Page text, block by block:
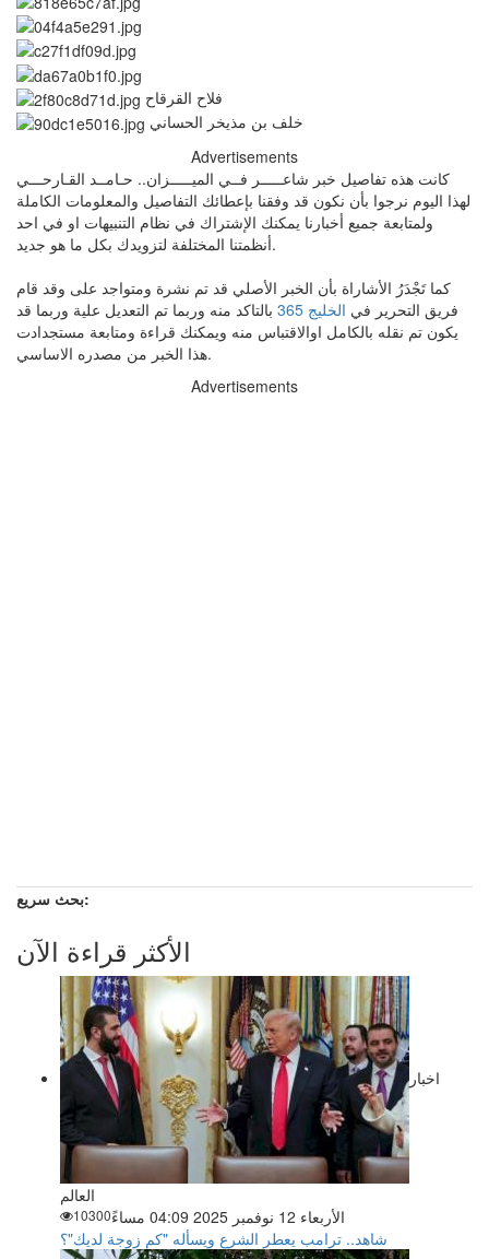
فلاح القرقاح
خلف بن مذيخر الحساني
Advertisements
كانت هذه تفاصيل خبر شاعـــــر فــي الميـــــزان.. حـامــد القـارحـــي
لهذا اليوم نرجوا بأن نكون قد وفقنا بإعطائك التفاصيل والمعلومات الكاملة
ولمتابعة جميع أخبارنا يمكنك الإشتراك في نظام التنبيهات او في احد
أنظمتنا المختلفة لتزويدك بكل ما هو جديد.
كما تَجْدَرُ الأشاراة بأن الخبر الأصلي قد تم نشرة ومتواجد على وقد قام
فريق التحرير في الخليج 365
بالتاكد منه وربما تم التعديل علية وربما قد
يكون تم نقله بالكامل اوالاقتباس منه ويمكنك قراءة ومتابعة مستجدادت
هذا الخبر من مصدره الاساسي.
Advertisements
بحث سريع:
الأكثر قراءة الآن
اخبار
العالم
الأربعاء 12 نوفمبر 2025 04:09 مساءً
10300
شاهد.. ترامب يعطر الشرع ويسأله "كم زوجة لديك"؟